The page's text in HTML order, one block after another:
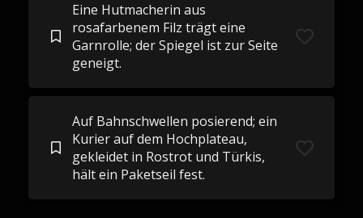
Eine Hutmacherin aus
rosafarbenem Filz trägt eine
Garnrolle; der Spiegel ist zur Seite
geneigt.
Auf Bahnschwellen posierend; ein
Kurier auf dem Hochplateau,
gekleidet in Rostrot und Türkis,
hält ein Paketseil fest.